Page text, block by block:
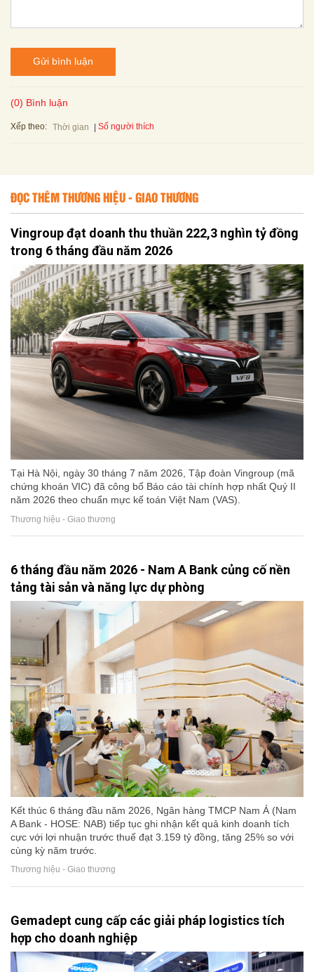
Gửi bình luận
(0) Bình luận
Xếp theo: Thời gian Số người thích
ĐỌC THÊM THƯƠNG HIỆU - GIAO THƯƠNG
Vingroup đạt doanh thu thuần 222,3 nghìn tỷ đồng
trong 6 tháng đầu năm 2026
Tại Hà Nội, ngày 30 tháng 7 năm 2026, Tập đoàn Vingroup (mã
chứng khoán VIC) đã công bố Báo cáo tài chính hợp nhất Quý II
năm 2026 theo chuẩn mực kế toán Việt Nam (VAS).
Thương hiệu - Giao thương
6 tháng đầu năm 2026 - Nam A Bank củng cố nền
tảng tài sản và năng lực dự phòng
Kết thúc 6 tháng đầu năm 2026, Ngân hàng TMCP Nam Á (Nam
A Bank - HOSE: NAB) tiếp tục ghi nhận kết quả kinh doanh tích
cực với lợi nhuận trước thuế đạt 3.159 tỷ đồng, tăng 25% so với
cùng kỳ năm trước.
Thương hiệu - Giao thương
Gemadept cung cấp các giải pháp logistics tích
hợp cho doanh nghiệp